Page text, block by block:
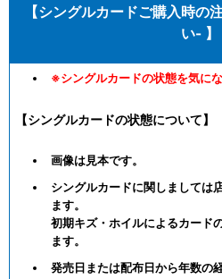
【シングルカードご購入時の
い- 】
※シングルカードの状態を気に
【シングルカードの状態について】
画像は見本です。
シングルカードに関しましては
ます。
初期キズ・ホイルによるカード
ます。
発売日または配布日から年数の